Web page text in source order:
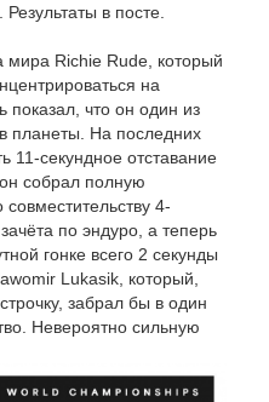
в посте.
мира Richie Rude, который
на
показал, что он один из
планеты. На последних
11-секундное отставание
собрал полную
4-
по эндуро, а теперь
гонке всего 2 секунды
Lukasik, который,
забрал бы в один
Невероятно сильную